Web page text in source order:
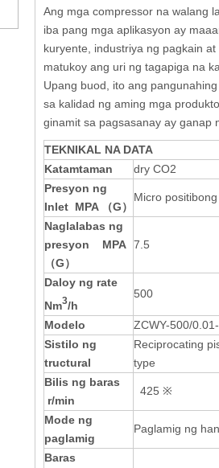
Ang mga compressor na walang
iba pang mga aplikasyon ay
kuryente, industriya ng pagkain
matukoy ang uri ng tagapiga na
Upang buod, ito ang
sa kalidad ng aming mga
ginamit sa pagsasanay ay ganap
TEKNIKAL NA DATA
Katamtaman
dry CO2
Presyon ng
Inlet MPA （G）
Micro
Naglalabas ng
presyon MPA
（G）
7.5
Daloy ng rate
Nm3/h
500
Modelo ZCWY-500/
Sistilo ng
tructural
Reciprocating
type
Bilis ng baras
r/min
425 ※
Mode ng
paglamig
Paglamig ng
Baras